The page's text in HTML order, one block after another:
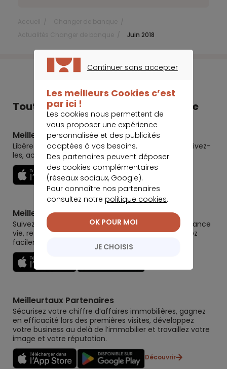
Juin 2018
Tout Meilleurtaux dans votre poche
Meilleurtaux
Libérez le potentiel de vos projets : préparez-les, suivez-
les, accomplissez-les.
Meilleurtaux Placement
Suivez la performance de tous vos contrats (assurance
vie, retraite, immobilier, défiscalisation) et re-versez
facilement. Garantie 0 paperasse.
Meilleurtaux Partenaires
Sécurisez votre chiffre d’affaires immobilières, gagnez
en efficacité lors des premières visites, développez
votre business au delà de l’immobilier et travaillez votre
image et votre réputation.
Découvrir
Continuer sans accepter
Les meilleurs Cookies c’est
par ici !
Les cookies nous permettent de
vous proposer une expérience
personnalisée et des publicités
adaptées à vos besoins.
Des partenaires peuvent déposer
des cookies complémentaires
(réseaux sociaux, Google).
Pour connaître nos partenaires
consultez notre politique cookies.
JE CHOISIS
OK POUR MOI